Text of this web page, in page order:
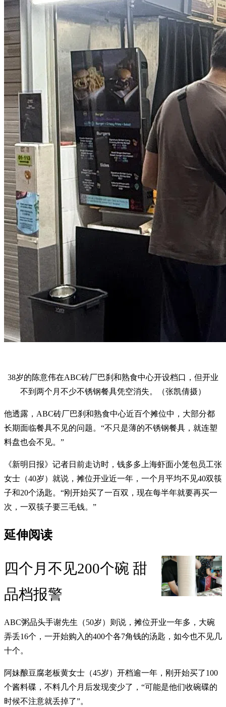
38岁的陈意伟在ABC砖厂巴刹和熟食中心开设档口，但开业
不到两个月不少不锈钢餐具凭空消失。（张凯倩摄）
他透露，ABC砖厂巴刹和熟食中心近百个摊位中，大部分都
长期面临餐具不见的问题。“不只是薄的不锈钢餐具，就连塑
料盘也会不见。”
《新明日报》记者日前走访时，钱多多上海虾面小笼包员工张
女士（40岁）就说，摊位开业近一年，一个月平均不见40双筷
子和20个汤匙。“刚开始买了一百双，现在每半年就要再买一
次，一双筷子要三毛钱。”
延伸阅读
四个月不见200个碗 甜
品档报警
ABC粥品头手谢先生（50岁）则说，摊位开业一年多，大碗
弄丢16个，一开始购入的400个各7角钱的汤匙，如今也不见几
十个。
阿妹酿豆腐老板黄女士（45岁）开档逾一年，刚开始买了100
个酱料碟，不料几个月后发现变少了，“可能是他们收碗碟的
时候不注意就丢掉了”。